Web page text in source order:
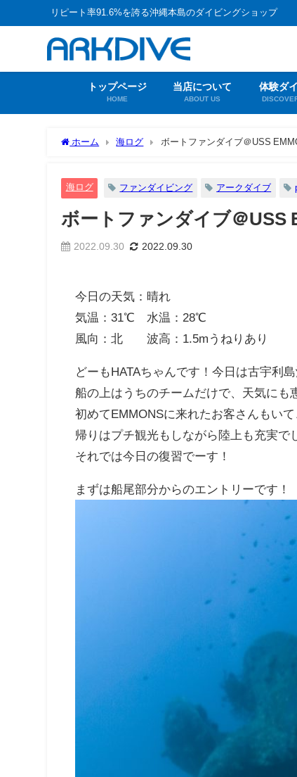
リピート率91.6%を誇る沖縄本島のダイビングショップ
トップページ
HOME
当店について
ABOUT US
体験ダ
ホーム 海ログ ボートファンダイブ＠USS
海ログ ファンダイビング アークダイブ
ボートファンダイブ＠USS
2022.09.30 2022.09.30
今日の天気：晴れ
気温：31℃ 水温：28℃
風向：北 波高：1.5mうねりあり
どーもHATAちゃんです！今日は古宇利
船の上はうちのチームだけで、天気にも
初めてEMMONSに来れたお客さんもい
帰りはプチ観光もしながら陸上も充実で
それでは今日の復習でーす！
まずは船尾部分からのエントリーです！